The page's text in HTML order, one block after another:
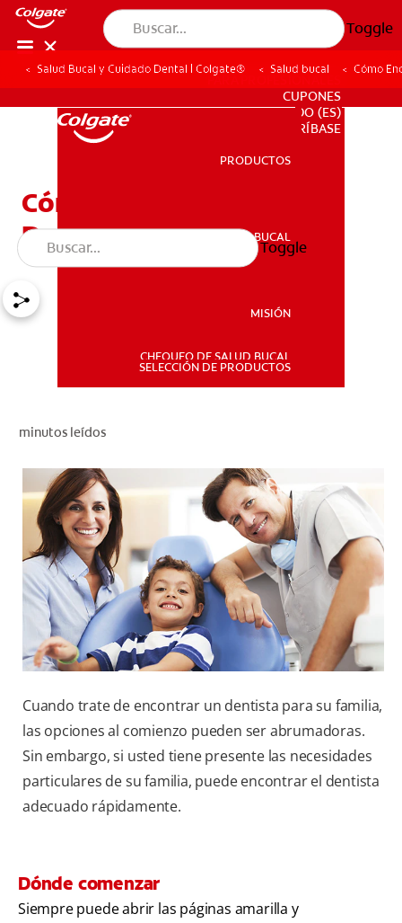
Toggle
SALUD BUCAL
PARA PROFESIONALES
CUPONES
DO (ES)
SUSCRÍBASE
PARA PROFESIONALES
CUPONES
DO (ES)
SUSCRÍBASE
PRODUCTOS
SALUD BUCAL
MISIÓN
CHEQUEO DE SALUD BUCAL
SELECCIÓN DE PRODUCTOS
Toggle
Salud Bucal y Cuidado Dental | Colgate® Salud bucal Cómo
Cómo Encontrar Un
Dentista En Su Zona
minutos leídos
Cuando trate de encontrar un dentista para su familia,
las opciones al comienzo pueden ser abrumadoras.
Sin embargo, si usted tiene presente las necesidades
particulares de su familia, puede encontrar el dentista
adecuado rápidamente.
Dónde comenzar
Siempre puede abrir las páginas amarilla y